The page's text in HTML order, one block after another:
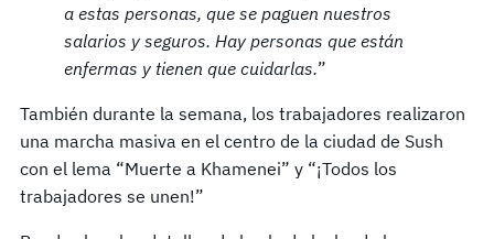
a estas personas, que se paguen nuestros
salarios y seguros. Hay personas que están
enfermas y tienen que cuidarlas.”
También durante la semana, los trabajadores realizaron
una marcha masiva en el centro de la ciudad de Sush
con el lema “Muerte a Khamenei” y “¡Todos los
trabajadores se unen!”